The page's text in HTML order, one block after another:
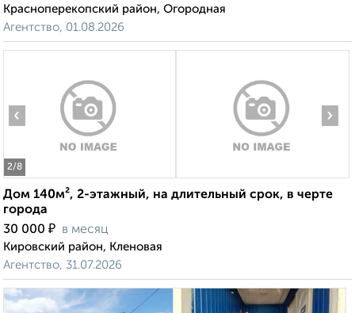
Красноперекопский район, Огородная
Агентство, 01.08.2026
2/8
‹ ›
Дом 140м², 2-этажный, на длительный срок, в черте
города
30 000 ₽ в месяц
Кировский район, Кленовая
Агентство, 31.07.2026